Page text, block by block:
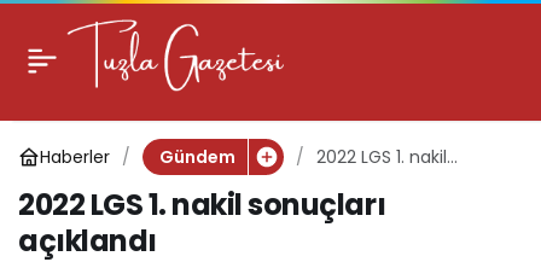
Haberler Gündem
2022 LGS 1. nakil
2022 LGS 1. nakil sonuçları
açıklandı
2022 LGS 1. nakil
sonuçları açıklandı